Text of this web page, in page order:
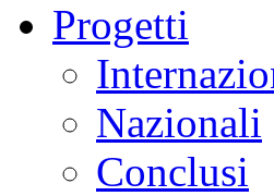
Progetti
Nazionali
Conclusi